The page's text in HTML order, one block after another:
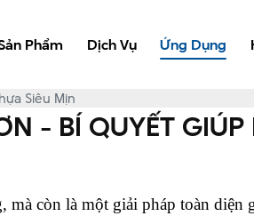
Phẩm Dịch Vụ Ứng Dụng
Siêu Mịn
- BÍ QUYẾT
còn là một giải pháp toàn diện